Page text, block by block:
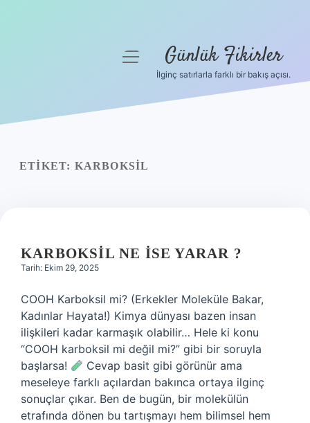
Yasal Uyarı
menüyü Günlük Fikirler
İlginç satırlarla farklı bir bakış açısı.
ETIKET: KARBOKSIL
KARBOKSIL NE ISE YARAR ?
Tarih: Ekim 29, 2025
COOH Karboksil mi? (Erkekler Moleküle Bakar,
Kadınlar Hayata!) Kimya dünyası bazen insan
ilişkileri kadar karmaşık olabilir… Hele ki konu
“COOH karboksil mi değil mi?” gibi bir soruyla
başlarsa!
Cevap basit gibi görünür ama
meseleye farklı açılardan bakınca ortaya ilginç
sonuçlar çıkar. Ben de bugün, bir molekülün
etrafında dönen bu tartışmayı hem bilimsel hem